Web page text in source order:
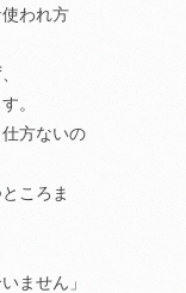
われ方
。
方ないの
ころま
ません」